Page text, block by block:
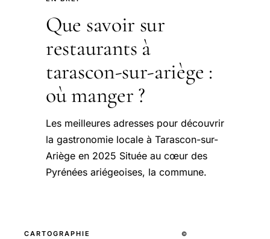
Que savoir sur
restaurants à
tarascon-sur-ariège :
où manger ?
Les meilleures adresses pour découvrir
la gastronomie locale à Tarascon-sur-
Ariège en 2025 Située au cœur des
Pyrénées ariégeoises, la commune.
CARTOGRAPHIE
©